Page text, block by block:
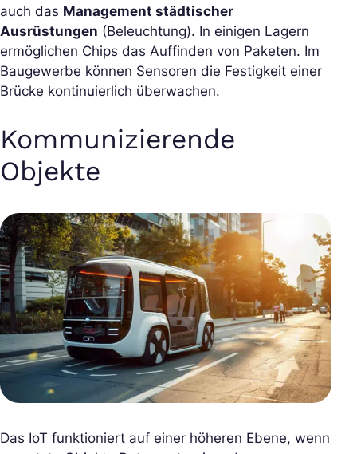
auch das Management städtischer
Ausrüstungen (Beleuchtung). In einigen Lagern
ermöglichen Chips das Auffinden von Paketen. Im
Baugewerbe können Sensoren die Festigkeit einer
Brücke kontinuierlich überwachen.
Kommunizierende
Objekte
Das IoT funktioniert auf einer höheren Ebene, wenn